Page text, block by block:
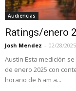
Audiencias
Ratings/enero
Josh Mendez - 02/28/2025
Austin Esta medición
de enero 2025 con
horario de 6 am a...